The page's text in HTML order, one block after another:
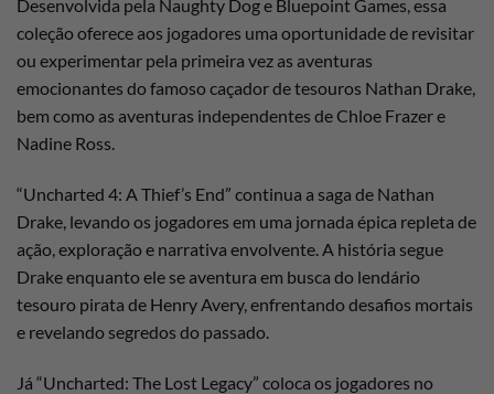
Desenvolvida pela Naughty Dog e Bluepoint Games, essa
coleção oferece aos jogadores uma oportunidade de revisitar
ou experimentar pela primeira vez as aventuras
emocionantes do famoso caçador de tesouros Nathan Drake,
bem como as aventuras independentes de Chloe Frazer e
Nadine Ross.
“Uncharted 4: A Thief’s End” continua a saga de Nathan
Drake, levando os jogadores em uma jornada épica repleta de
ação, exploração e narrativa envolvente. A história segue
Drake enquanto ele se aventura em busca do lendário
tesouro pirata de Henry Avery, enfrentando desafios mortais
e revelando segredos do passado.
Já “Uncharted: The Lost Legacy” coloca os jogadores no